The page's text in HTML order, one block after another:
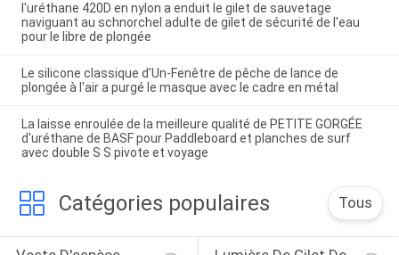
l'uréthane 420D en nylon a enduit le gilet de sauvetage
naviguant au schnorchel adulte de gilet de sécurité de l'eau
pour le libre de plongée
Le silicone classique d'Un-Fenêtre de pêche de lance de
plongée à l'air a purgé le masque avec le cadre en métal
La laisse enroulée de la meilleure qualité de PETITE GORGÉE
d'uréthane de BASF pour Paddleboard et planches de surf
avec double S S pivote et voyage
Catégories populaires Tous